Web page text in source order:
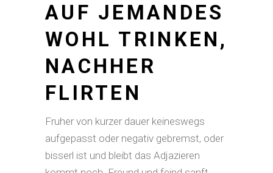
AUF JEMANDES
WOHL TRINKEN,
NACHHER
FLIRTEN
Fruher von kurzer dauer keineswegs
aufgepasst oder negativ gebremst, oder
bisserl ist und bleibt das Adjazieren